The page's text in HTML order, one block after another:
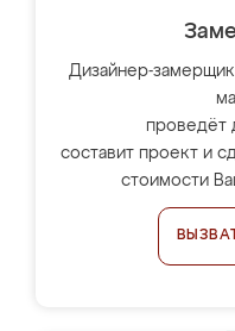
Дизайнер-
проведёт
составит проект и
стоимости